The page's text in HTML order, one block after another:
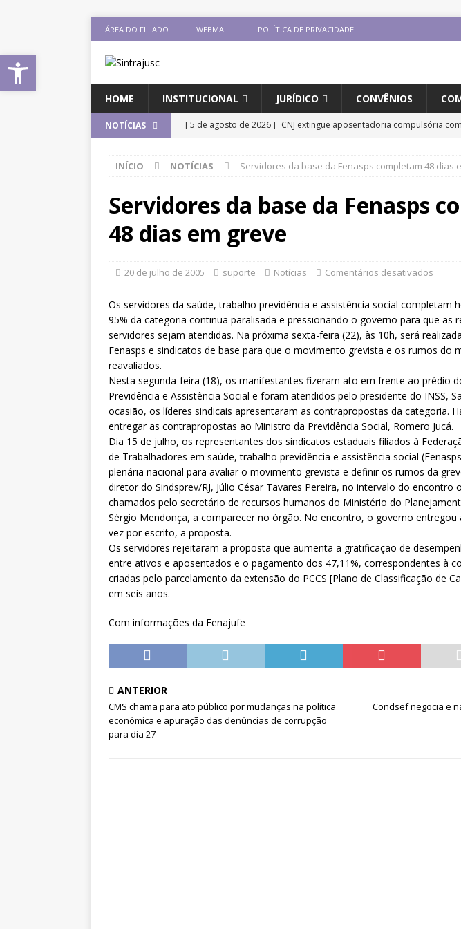
ÁREA DO FILIADO WEBMAIL POLÍTICA DE PRIVACIDADE
HOME INSTITUCIONAL JURÍDICO CONVÊNIOS
NOTÍCIAS [ 5 de agosto de 2026 ] CNJ extingue aposentadoria compulsória
[ 3 de agosto de 2026 ] Baixe o aplicativo do Sintrajusc e conheça as
DESTAQUES
Seminário Internacional “Ninguém é Ilegal –
Xenofobia”será dia 13 de agosto na UFSC
[ 5 de agosto de 2026 ]
Dia 13 tem paralisação de duas horas. Veja
DESTAQUES
INÍCIO NOTÍCIAS Servidores da base da Fenasps completam 48 dias
Servidores da base da Fenasps
48 dias em greve
20 de julho de 2005 suporte Notícias Comentários desativados
Os servidores da saúde, trabalho previdência e assistência social completam
95% da categoria continua paralisada e pressionando o governo para que as
servidores sejam atendidas. Na próxima sexta-feira (22), às 10h, será
Fenasps e sindicatos de base para que o movimento grevista e os rumos do
reavaliados.
Nesta segunda-feira (18), os manifestantes fizeram ato em frente ao prédio
Previdência e Assistência Social e foram atendidos pelo presidente do INSS,
ocasião, os líderes sindicais apresentaram as contrapropostas da categoria.
entregar as contrapropostas ao Ministro da Previdência Social, Romero Jucá.
Dia 15 de julho, os representantes dos sindicatos estaduais filiados à
de Trabalhadores em saúde, trabalho previdência e assistência social
plenária nacional para avaliar o movimento grevista e definir os rumos da
diretor do Sindsprev/RJ, Júlio César Tavares Pereira, no intervalo do encontro
chamados pelo secretário de recursos humanos do Ministério do
Sérgio Mendonça, a comparecer no órgão. No encontro, o governo entregou
vez por escrito, a proposta.
Os servidores rejeitaram a proposta que aumenta a gratificação de
entre ativos e aposentados e o pagamento dos 47,11%, correspondentes à
criadas pelo parcelamento da extensão do PCCS [Plano de Classificação de
em seis anos.
Com informações da Fenajufe
ANTERIOR
CMS chama para ato público por mudanças na política
econômica e apuração das denúncias de corrupção
para dia 27
Condsef negocia e
Abrir a barra de ferramentas